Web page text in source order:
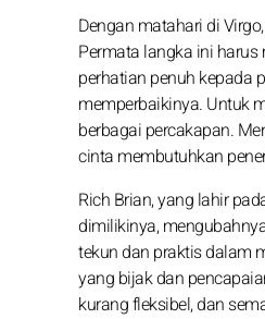
Dengan matahari di
Permata langka ini
perhatian penuh kepada
memperbaikinya. Untuk
berbagai percakapan.
cinta membutuhkan
Rich Brian, yang lahir
dimilikinya,
tekun dan praktis dalam
yang bijak dan
kurang fleksibel, dan